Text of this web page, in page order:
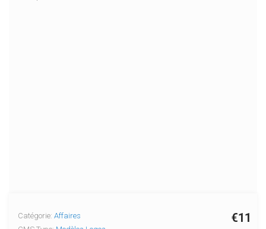
€11
Catégorie: Affaires